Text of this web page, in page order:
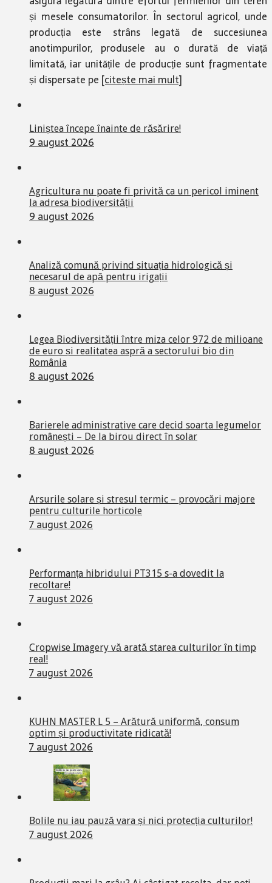
și mesele consumatorilor. În sectorul agricol, unde
producția este strâns legată de succesiunea
anotimpurilor, produsele au o durată de viață
limitată, iar unitățile de producție sunt fragmentate
și dispersate pe [citește mai mult]
Liniștea începe înainte de răsărire!
9 august 2026
Agricultura nu poate fi privită ca un pericol iminent
la adresa biodiversității
9 august 2026
Analiză comună privind situația hidrologică și
necesarul de apă pentru irigații
8 august 2026
Legea Biodiversității între miza celor 972 de milioane
de euro și realitatea aspră a sectorului bio din
România
8 august 2026
Barierele administrative care decid soarta legumelor
românești – De la birou direct în solar
8 august 2026
Arsurile solare și stresul termic – provocări majore
pentru culturile horticole
7 august 2026
Performanța hibridului PT315 s-a dovedit la
recoltare!
7 august 2026
Cropwise Imagery vă arată starea culturilor în timp
real!
7 august 2026
KUHN MASTER L 5 – Arătură uniformă, consum
optim și productivitate ridicată!
7 august 2026
Bolile nu iau pauză vara și nici protecția culturilor!
7 august 2026